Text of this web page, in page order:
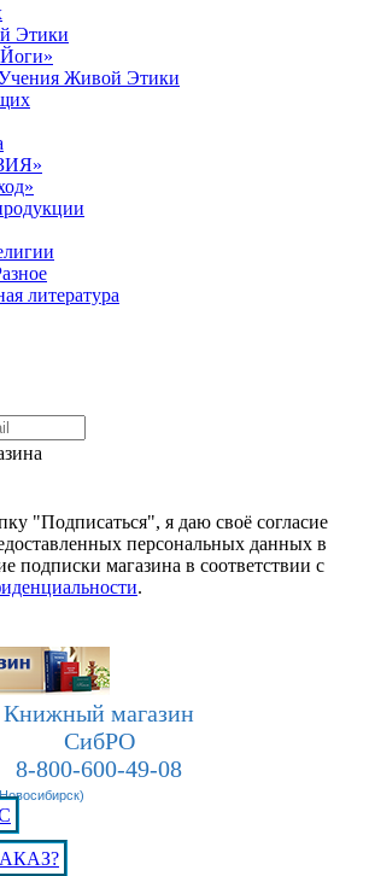
Этики
Живой Этики
литература
"Подписаться", я даю своё согласие
персональных данных в
подписки магазина в соответствии с
.
Книжный магазин
СибРО
8-800-600-49-08